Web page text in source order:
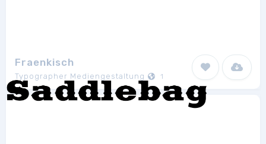
Fraenkisch
Typographer Mediengestaltung 1